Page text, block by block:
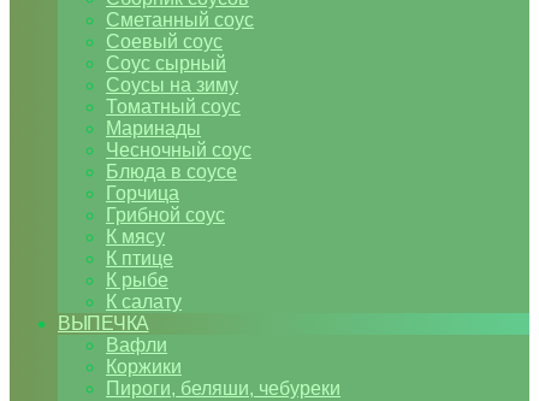
Сметанный соус
Соевый соус
Соус сырный
Соусы на зиму
Томатный соус
Маринады
Чесночный соус
Блюда в соусе
Горчица
Грибной соус
К мясу
К птице
К рыбе
К салату
ВЫПЕЧКА
Вафли
Коржики
Пироги, беляши, чебуреки